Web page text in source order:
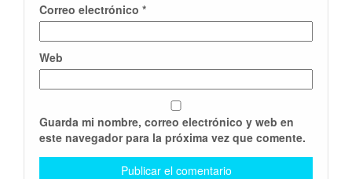
Correo electrónico *
Web
Guarda mi nombre, correo electrónico y web en
este navegador para la próxima vez que comente.